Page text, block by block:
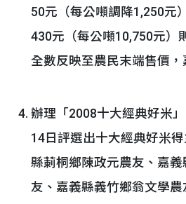
50元（每公噸調降1,250元
430元（每公噸10,750元）
全數反映至農民末端售價，
辦理「2008十大經典好米
14日評選出十大經典好米
縣莿桐鄉陳政元農友、嘉
友、嘉義縣義竹鄉翁文學